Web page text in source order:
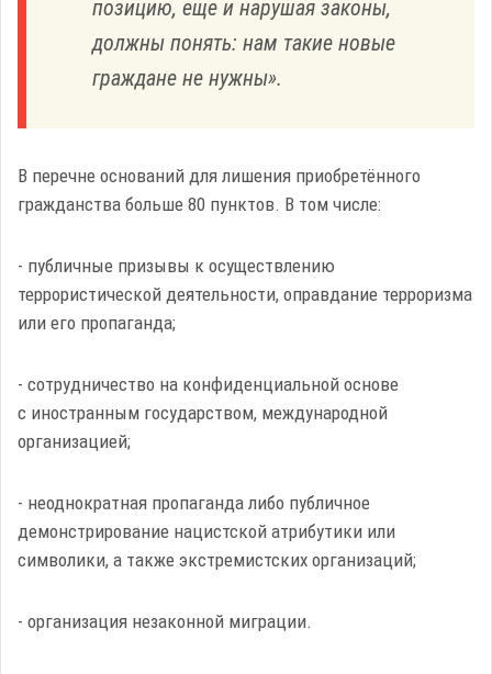
позицию, еще и нарушая законы,
должны понять: нам такие новые
граждане не нужны».
В перечне оснований для лишения приобретённого
гражданства больше 80 пунктов. В том числе:
- публичные призывы к осуществлению
террористической деятельности, оправдание терроризма
или его пропаганда;
- сотрудничество на конфиденциальной основе
с иностранным государством, международной
организацией;
- неоднократная пропаганда либо публичное
демонстрирование нацистской атрибутики или
символики, а также экстремистских организаций;
- организация незаконной миграции.